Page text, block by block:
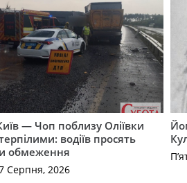
— Чоп поблизу Оліївки
водіїв просять
обмеження
Серпня, 2026